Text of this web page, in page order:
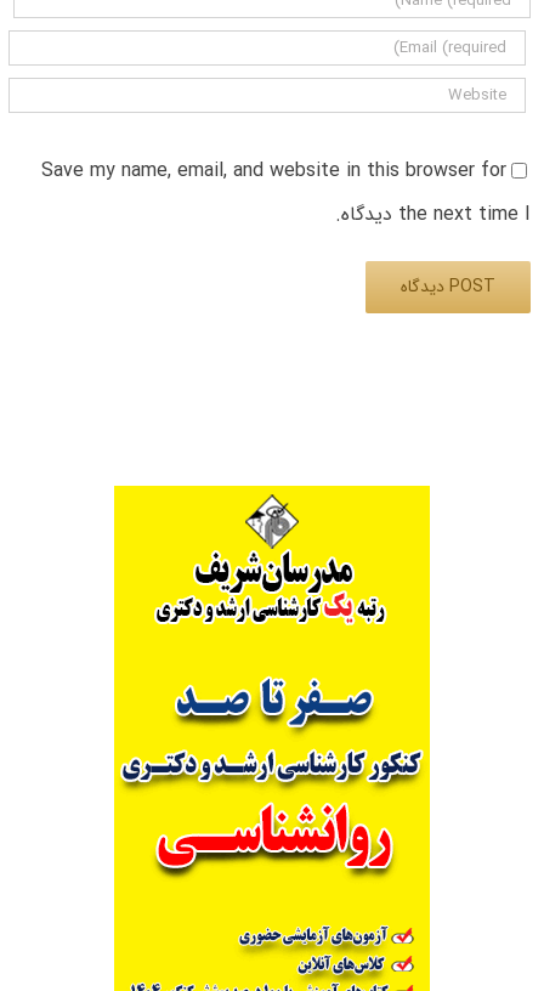
Save my name, email, and website in this browser for
the next time I دیدگاه.